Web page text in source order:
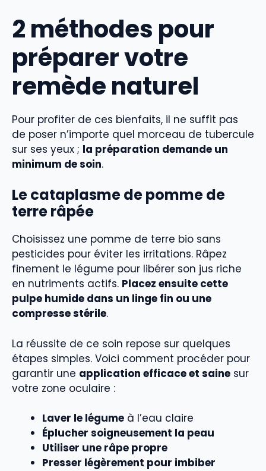
2 méthodes pour
préparer votre
remède naturel
Pour profiter de ces bienfaits, il ne suffit pas
de poser n’importe quel morceau de tubercule
sur ses yeux ; la préparation demande un
minimum de soin.
Le cataplasme de pomme de
terre râpée
Choisissez une pomme de terre bio sans
pesticides pour éviter les irritations. Râpez
finement le légume pour libérer son jus riche
en nutriments actifs. Placez ensuite cette
pulpe humide dans un linge fin ou une
compresse stérile.
La réussite de ce soin repose sur quelques
étapes simples. Voici comment procéder pour
garantir une application efficace et saine sur
votre zone oculaire :
Laver le légume à l’eau claire
Éplucher soigneusement la peau
Utiliser une râpe propre
Presser légèrement pour imbiber